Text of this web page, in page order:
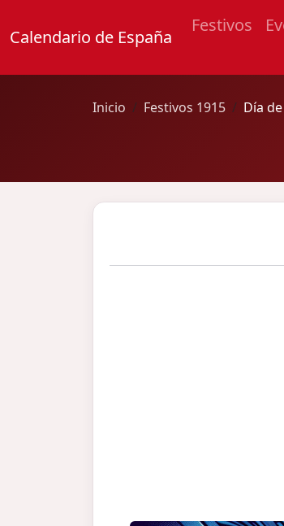
Calendario de España
Festivos
Inicio Festivos 1915 Día